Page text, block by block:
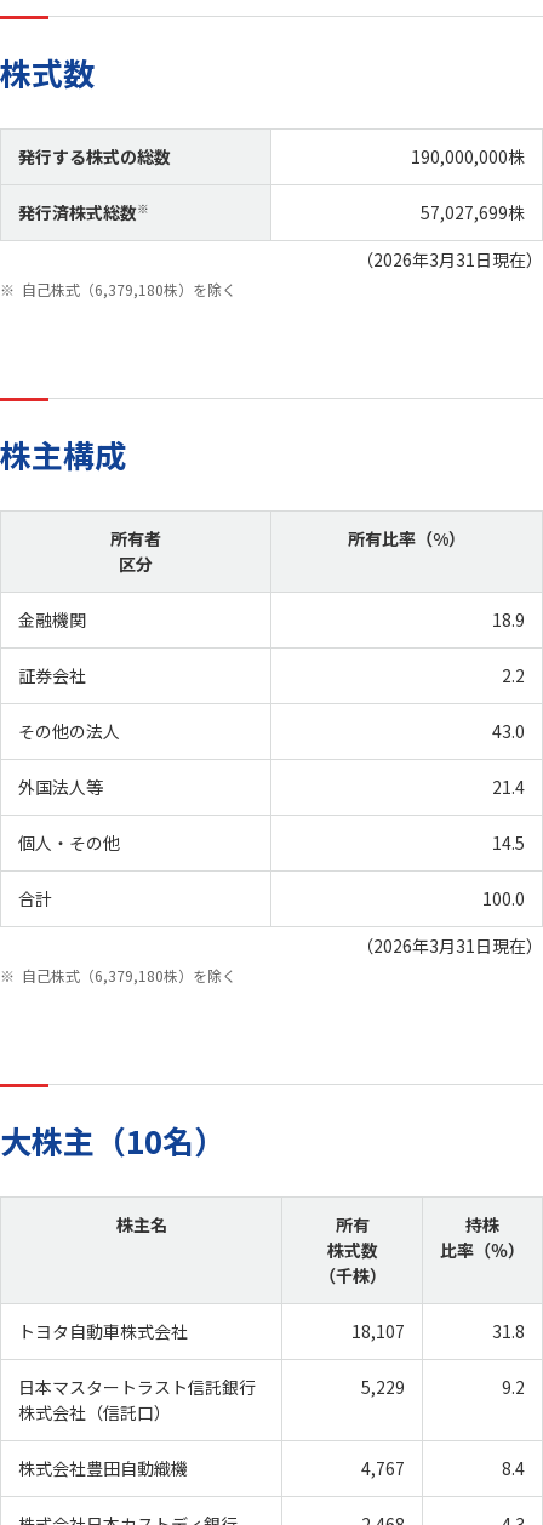
最新ニュース
ニュース一覧 AISANトピックス
サステナビリティ
担当役員メッセージ
ENVIRONMENT 環境
IR（投資家情報）
株主・投資家の皆様へ 中期経営計画
IRニュース IR資料室
IRカレンダー
IRに関するお問い合わせ
株式数
発行する株式の総数 190,000,000株
発行済株式総数※
57,027,699株
（2026年3月31日現在）
自己株式（6,379,180株）を除く
株主構成
所有者
区分
所有比率（%）
金融機関 18.9
証券会社 2.2
その他の法人 43.0
外国法人等 21.4
個人・その他 14.5
合計
100.0
（2026年3月31日現在）
自己株式（6,379,180株）を除く
大株主（10名）
株主名
所有
株式数
（千株）
持株
比率（％）
トヨタ自動車株式会社 18,107 31.8
日本マスタートラスト信託銀行
株式会社（信託口）
5,229 9.2
株式会社豊田自動織機 4,767 8.4